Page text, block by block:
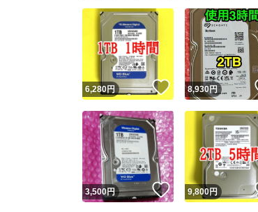
6,280円 いいね！
8,930円
3,500円 いいね！
9,800円